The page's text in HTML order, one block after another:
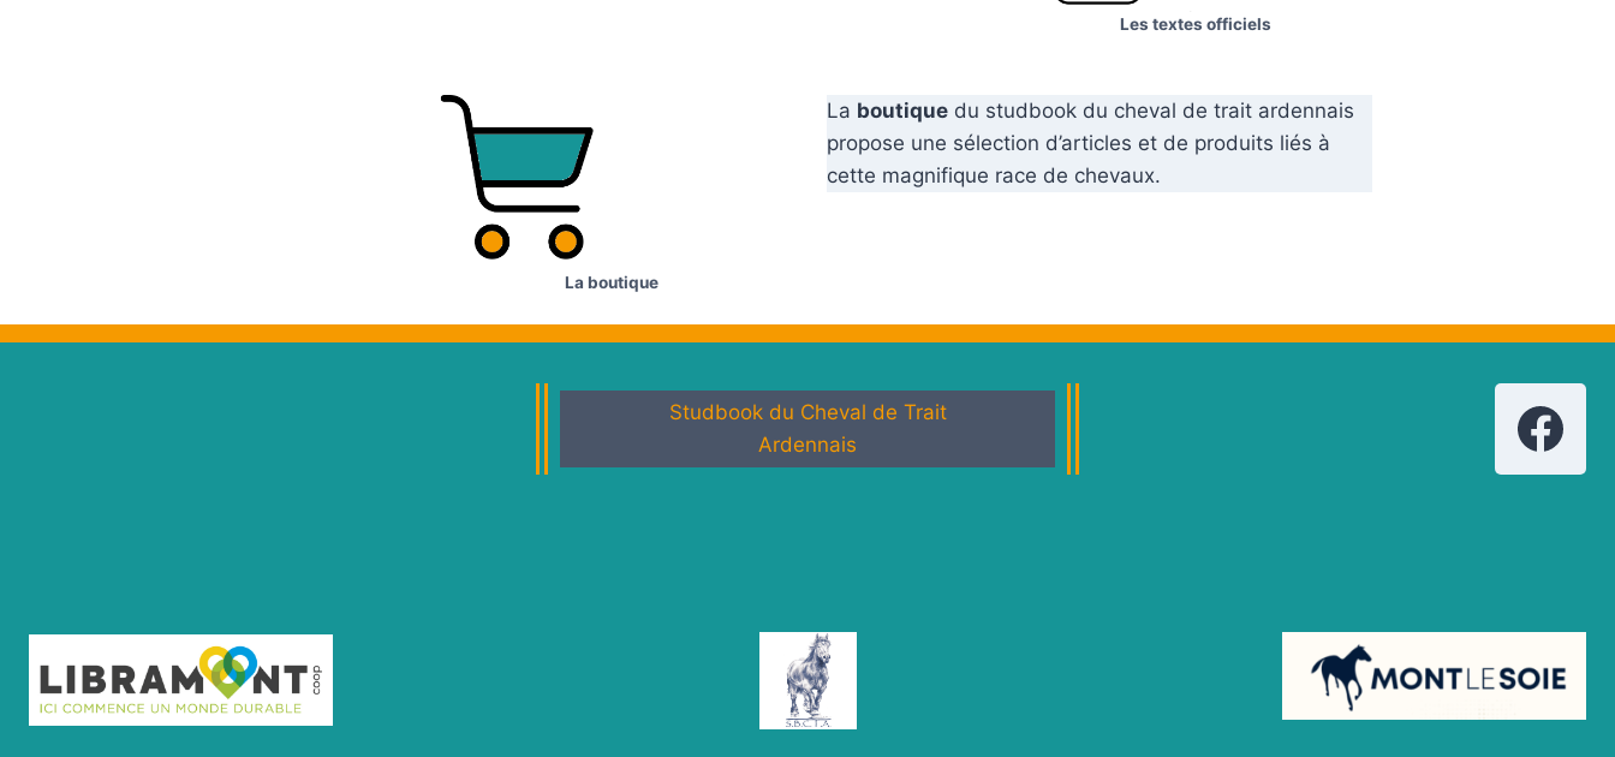
Les textes officiels
La boutique
La boutique du studbook du cheval de trait ardennais
propose une sélection d’articles et de produits liés à
cette magnifique race de chevaux.
Studbook du Cheval de Trait
Ardennais